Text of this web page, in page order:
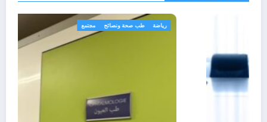
قانون تشريع و ادارة